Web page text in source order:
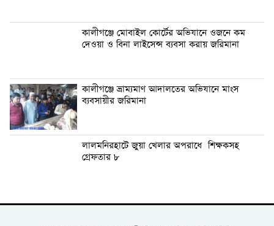
কালীগঞ্জে মোবাইল কোর্টের অভিযানে ওজনে কম
দেওয়া ও বিনা লাইসেন্স ব্যবসা করায় জরিমানা
কালীগঞ্জে ভ্রাম্যমাণ আদালতের অভিযানে মাংস
ব্যবসায়ীর জরিমানা
লালমনিরহাটে জুয়া খেলার অপরাধে শিক্ষকসহ
গ্রেফতার ৮